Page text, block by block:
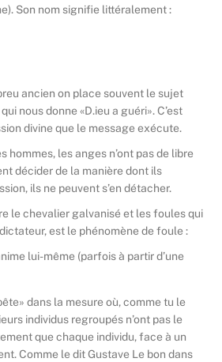
Son nom signifie littéralement :
ancien on place souvent le sujet
nous donne «D.ieu a guéri». C’est
divine que le message exécute.
hommes, les anges n’ont pas de libre
décider de la manière dont ils
ils ne peuvent s’en détacher.
le chevalier galvanisé et les foules qui
est le phénomène de foule :
lui-même (parfois à partir d’une
dans la mesure où, comme tu le
individus regroupés n’ont pas le
que chaque individu, face à un
Comme le dit Gustave Le bon dans